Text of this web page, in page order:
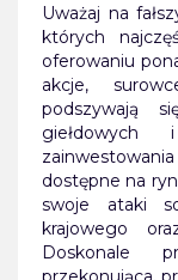
Uważaj na
których
oferowaniu
akcje,
podszywają
dostępne na
swoje ataki
krajowego
Doskonale